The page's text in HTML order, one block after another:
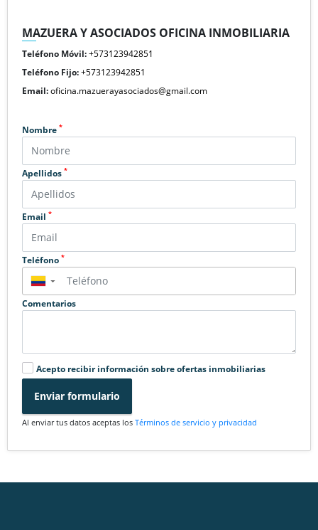
MAZUERA Y ASOCIADOS OFICINA INMOBILIARIA
Teléfono Móvil:+573123942851
Teléfono Fijo:+573123942851
Email:oficina.mazuerayasociados@gmail.com
Nombre *
Apellidos *
Email *
Teléfono *
▼
Comentarios
Acepto recibir información sobre ofertas inmobiliarias
Enviar formulario
Al enviar tus datos aceptas los Términos de servicio y privacidad